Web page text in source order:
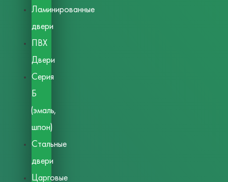
Ламинированные
двери
ПВХ
Двери
Серия
Б
(эмаль,
шпон)
Стальные
двери
Царговые